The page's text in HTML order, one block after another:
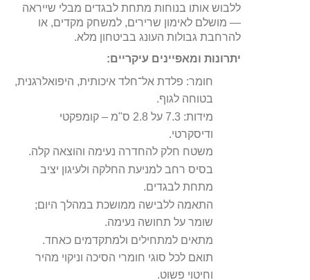
ללבוש אותו בנוחות מתחת לבגדים מבלי שייראה
— מושלם לאימון שרירים, למשחק מקדים, או
להרחבת גבולות העונג בביטחון מלא.
יתרונות ומאפיינים עיקריים:
חומר: פלדת אל־חלד איכותית, היפואלרגנית,
בטוחה לגוף.
מידות: 7.3 על 2.8 ס"מ – קומפקטי
ודיסקרטי.
משטח חלק להחדרה נעימה והוצאה קלה.
בסיס רחב למניעת החלקה ולעיגון יציב
מתחת לבגדים.
התאמה ללבישה ממושכת במהלך היום;
שומר על תחושה נעימה.
מתאים למתחילים ולמתקדמים כאחד.
תואם לכל סוגי חומרי הסיכה וניקוי מהיר
וחיטוי פשוט.